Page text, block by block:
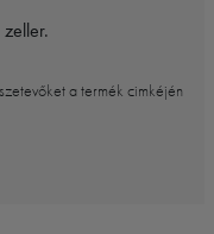
a termék cimkéjén